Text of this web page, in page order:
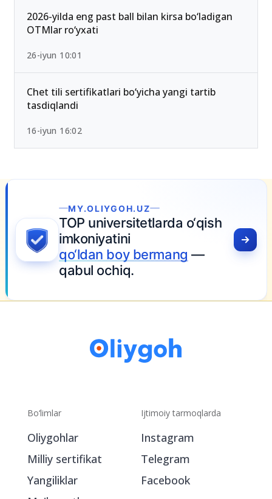
2026-yilda eng past ball bilan kirsa bo‘ladigan
OTMlar ro‘yxati
26-iyun 10:01
Chet tili sertifikatlari bo‘yicha yangi tartib
tasdiqlandi
16-iyun 16:02
MY.OLIYGOH.UZ
TOP universitetlarda o‘qish
imkoniyatini
qo‘ldan boy bermang—
qabul ochiq.
Bo‘limlar
Oliygohlar
Ijtimoiy tarmoqlarda